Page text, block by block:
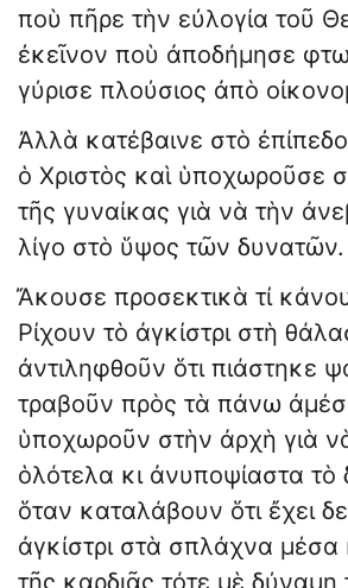
ποὺ πῆρε τὴν εὐλογία τοῦ
ἐκεῖνον ποὺ ἀποδήμησε
γύρισε πλούσιος ἀπὸ
Ἀλλὰ κατέβαινε στὸ
ὁ Χριστὸς καὶ ὑποχωροῦσε
τῆς γυναίκας γιὰ νὰ τὴν
λίγο στὸ ὕψος τῶν δυνατῶν.
Ἄκουσε προσεκτικὰ τί
Ρίχουν τὸ ἀγκίστρι στὴ
ἀντιληφθοῦν ὅτι πιάστηκε
τραβοῦν πρὸς τὰ πάνω
ὑποχωροῦν στὴν ἀρχὴ γιὰ
ὁλότελα κι ἀνυποψίαστα τὸ
ὅταν καταλάβουν ὅτι ἔχει
ἀγκίστρι στὰ σπλάχνα μέσα